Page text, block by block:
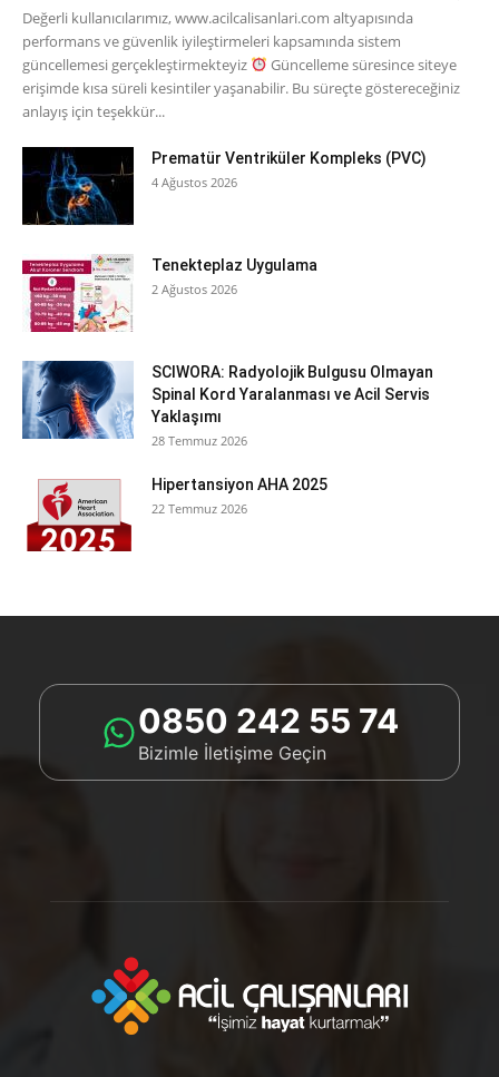
Değerli kullanıcılarımız, www.acilcalisanlari.com altyapısında
performans ve güvenlik iyileştirmeleri kapsamında sistem
güncellemesi gerçekleştirmekteyiz
Güncelleme süresince siteye
erişimde kısa süreli kesintiler yaşanabilir. Bu süreçte göstereceğiniz
anlayış için teşekkür...
Prematür Ventriküler Kompleks (PVC)
4 Ağustos 2026
Tenekteplaz Uygulama
2 Ağustos 2026
SCIWORA: Radyolojik Bulgusu Olmayan
Spinal Kord Yaralanması ve Acil Servis
Yaklaşımı
28 Temmuz 2026
Hipertansiyon AHA 2025
22 Temmuz 2026
0850 242 55 74
Bizimle İletişime Geçin